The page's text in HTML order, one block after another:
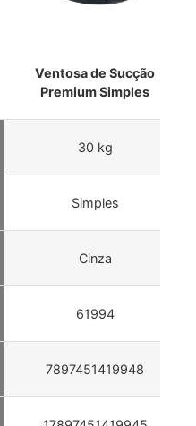
Ventosa de Sucção
Premium Simples
30 kg
Simples
Cinza
61994
7897451419948